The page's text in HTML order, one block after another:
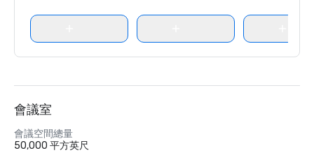
會議室
會議空間總量
50,000 平方英尺